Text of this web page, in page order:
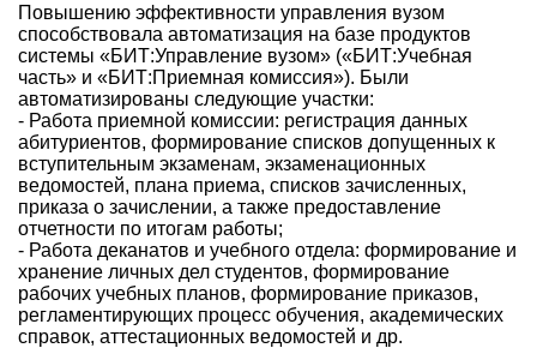
Повышению эффективности управления вузом
способствовала автоматизация на базе продуктов
системы «БИТ:Управление вузом» («БИТ:Учебная
часть» и «БИТ:Приемная комиссия»). Были
автоматизированы следующие участки:
- Работа приемной комиссии: регистрация данных
абитуриентов, формирование списков допущенных к
вступительным экзаменам, экзаменационных
ведомостей, плана приема, списков зачисленных,
приказа о зачислении, а также предоставление
отчетности по итогам работы;
- Работа деканатов и учебного отдела: формирование и
хранение личных дел студентов, формирование
рабочих учебных планов, формирование приказов,
регламентирующих процесс обучения, академических
справок, аттестационных ведомостей и др.